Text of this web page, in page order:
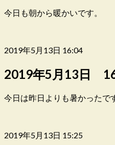
今日も朝から暖かいです。
2019年5月13日 16:04
2019年5月13日
今日は昨日よりも暑かったで
2019年5月13日 15:25